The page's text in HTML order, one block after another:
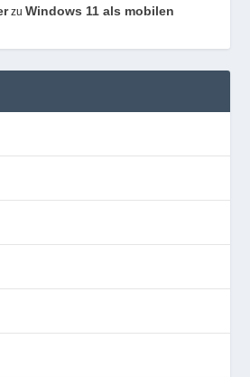
zuWindows 11 als mobilen